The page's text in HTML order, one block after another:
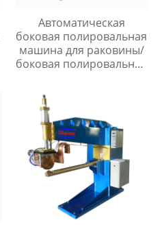
Автоматическая
боковая полировальная
машина для раковины/
боковая полировальная